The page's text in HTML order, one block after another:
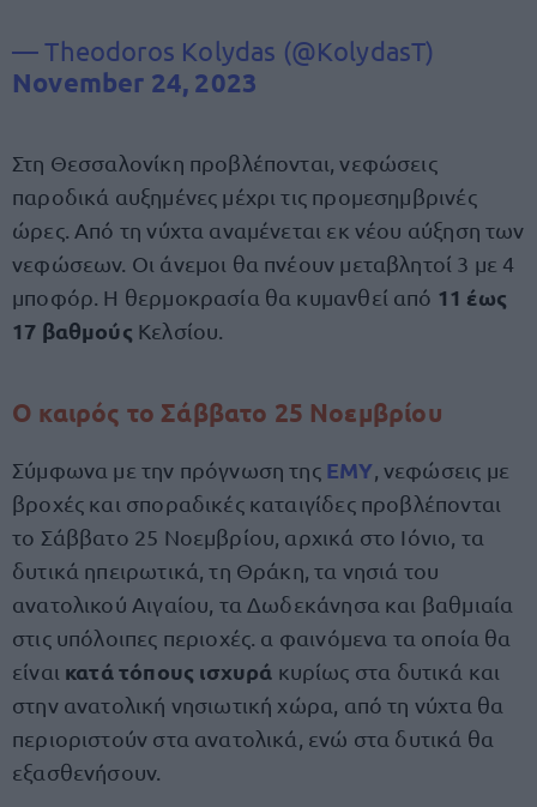
— Theodoros Kolydas (@KolydasT)
November 24, 2023
Στη Θεσσαλονίκη προβλέπονται, νεφώσεις
παροδικά αυξημένες μέχρι τις προμεσημβρινές
ώρες. Από τη νύχτα αναμένεται εκ νέου αύξηση των
νεφώσεων. Οι άνεμοι θα πνέουν μεταβλητοί 3 με 4
μποφόρ. Η θερμοκρασία θα κυμανθεί από 11 έως
17 βαθμούς Κελσίου.
Ο καιρός το Σάββατο 25 Νοεμβρίου
Σύμφωνα με την πρόγνωση της ΕΜΥ , νεφώσεις με
βροχές και σποραδικές καταιγίδες προβλέπονται
το Σάββατο 25 Νοεμβρίου, αρχικά στο Ιόνιο, τα
δυτικά ηπειρωτικά, τη Θράκη, τα νησιά του
ανατολικού Αιγαίου, τα Δωδεκάνησα και βαθμιαία
στις υπόλοιπες περιοχές. α φαινόμενα τα οποία θα
είναι κατά τόπους ισχυρά κυρίως στα δυτικά και
στην ανατολική νησιωτική χώρα, από τη νύχτα θα
περιοριστούν στα ανατολικά, ενώ στα δυτικά θα
εξασθενήσουν.